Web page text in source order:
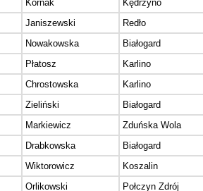
Kornak
Kędrzyno
Janiszewski
Redło
Nowakowska
Białogard
Płatosz
Karlino
Chrostowska
Karlino
Zieliński Białogard
Markiewicz
Zduńska Wola
Drabkowska Białogard
Wiktorowicz Koszalin
Orlikowski Połczyn Zdrój